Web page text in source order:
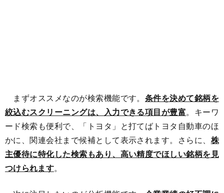
まずオススメなのが検索機能です。 条件を決めて銘柄を
絞込むスクリーニングは、入力できる項目が豊富。キーワ
ード検索も便利で、「トヨタ」と打てばトヨタ自動車のほ
かに、関連会社まで候補として表示されます。さらに、 株
主優待に特化した検索もあり、高い精度でほしい銘柄を見
つけられます。